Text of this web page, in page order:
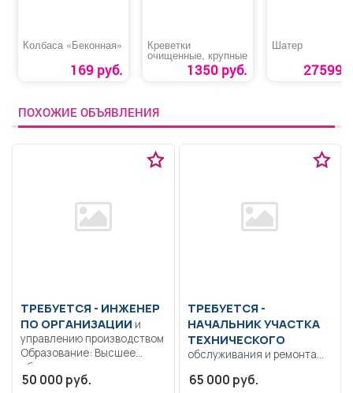
Колбаса «Беконная»
169 руб.
Креветки
очищенные, крупные
1350 руб.
Шатер
27599
ПОХОЖИЕ ОБЪЯВЛЕНИЯ
ТРЕБУЕТСЯ - ИНЖЕНЕР
ПО ОРГАНИЗАЦИИ и
управлению производством
Образование: Высшее
образование —
специалитет,
50 000 руб.
ТРЕБУЕТСЯ -
НАЧАЛЬНИК УЧАСТКА
ТЕХНИЧЕСКОГО
обслуживания и ремонта
Образование: Высшее-
65 000 руб.